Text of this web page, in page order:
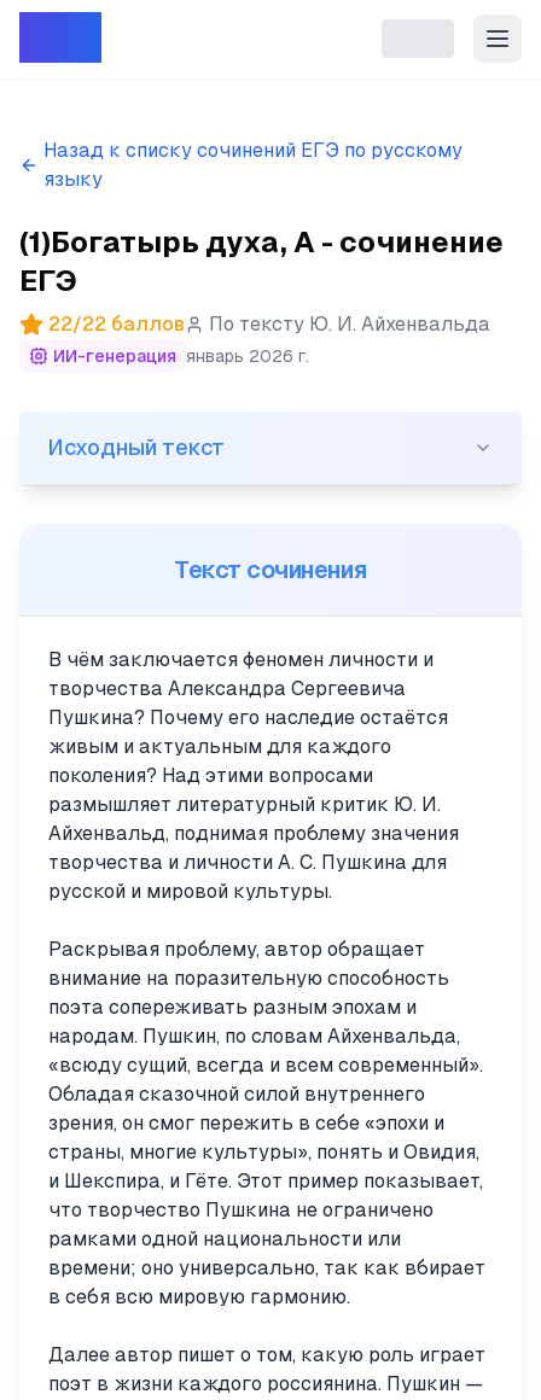
Назад к списку сочинений ЕГЭ по русскому
языку
(1)Богатырь духа, А - сочинение
ЕГЭ
22/22 баллов По тексту Ю. И. Айхенвальда
ИИ-генерация январь 2026 г.
(1)Богатырь духа, А. С. Пушкин в своём пламенном
Исходный текст
Текст сочинения
В чём заключается феномен личности и
творчества Александра Сергеевича
Пушкина? Почему его наследие остаётся
живым и актуальным для каждого
поколения? Над этими вопросами
размышляет литературный критик Ю. И.
Айхенвальд, поднимая проблему значения
творчества и личности А. С. Пушкина для
русской и мировой культуры.
Раскрывая проблему, автор обращает
внимание на поразительную способность
поэта сопереживать разным эпохам и
народам. Пушкин, по словам Айхенвальда,
«всюду сущий, всегда и всем современный».
Обладая сказочной силой внутреннего
зрения, он смог пережить в себе «эпохи и
страны, многие культуры», понять и Овидия,
и Шекспира, и Гёте. Этот пример показывает,
что творчество Пушкина не ограничено
рамками одной национальности или
времени; оно универсально, так как вбирает
в себя всю мировую гармонию.
Далее автор пишет о том, какую роль играет
поэт в жизни каждого россиянина. Пушкин —